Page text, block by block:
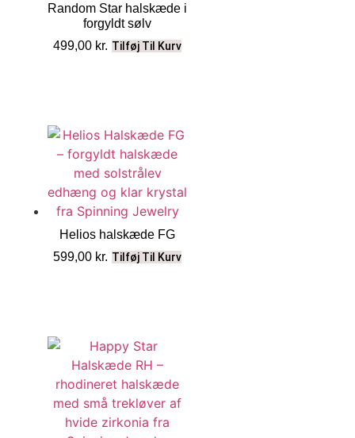
Random Star halskæde i
forgyldt sølv
499,00 kr. Tilføj Til Kurv
Helios halskæde FG
599,00 kr. Tilføj Til Kurv